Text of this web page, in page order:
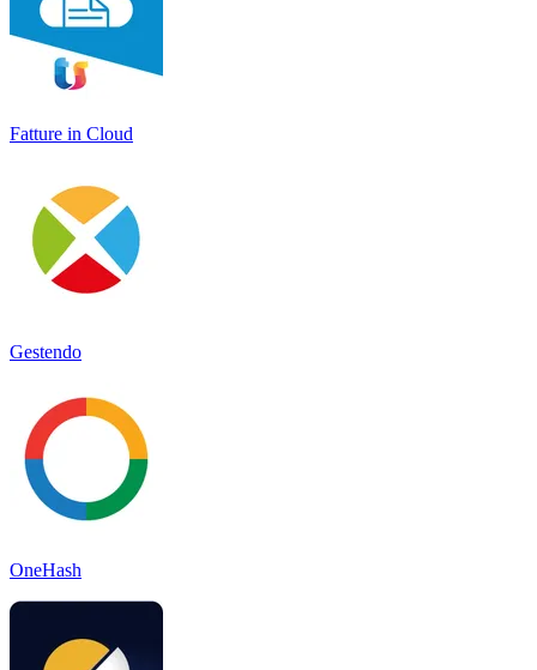
Fatture in Cloud
Gestendo
OneHash